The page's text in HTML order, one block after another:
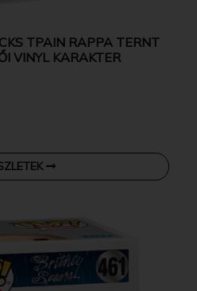
TPAIN RAPPA TERNT
VINYL KARAKTER